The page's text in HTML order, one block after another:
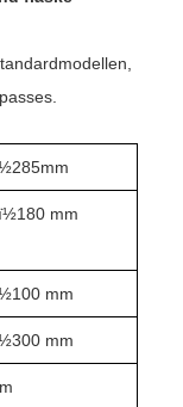
285mm
80 mm
100 mm
300 mm